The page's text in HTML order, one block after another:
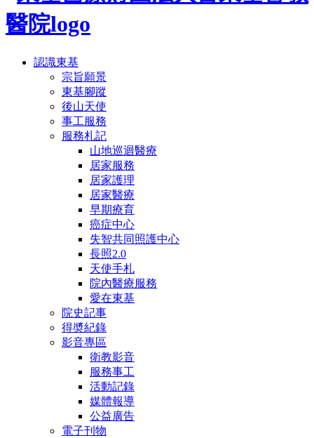
認識東基
宗旨願景
東基腳蹤
後山天使
事工服務
服務札記
山地巡迴醫療
居家服務
居家護理
居家醫療
早期療育
癌症中心
失智共同照護中心
長照2.0
天使手札
院內醫療服務
愛在東基
院史記事
得奬紀錄
影音專區
衛教影音
服務事工
活動記錄
媒體報導
公益廣告
電子刊物